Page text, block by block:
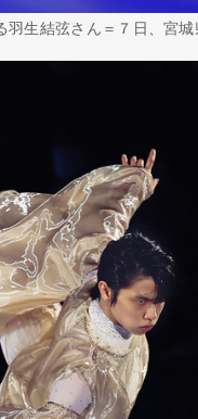
生結弦さん＝７日、宮